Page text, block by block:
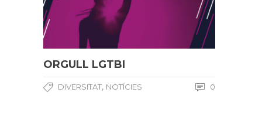
ORGULL LGTBI
DIVERSITAT, NOTÍCIES 0